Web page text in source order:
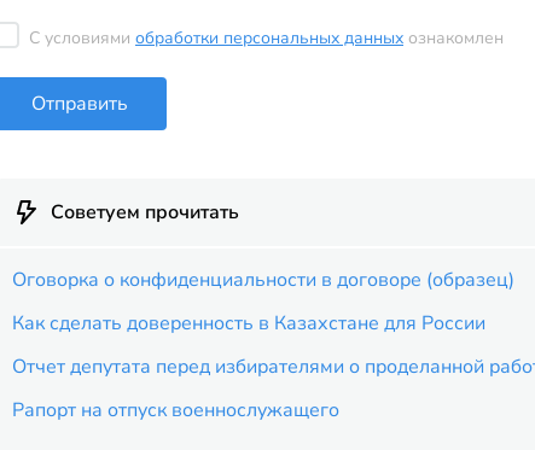
С условиями обработки персональных данных ознакомлен
Отправить
Советуем прочитать
Оговорка о конфиденциальности в договоре (образец)
Как сделать доверенность в Казахстане для России
Отчет депутата перед избирателями о проделанной
Рапорт на отпуск военнослужащего